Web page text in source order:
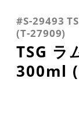
ロックグラ
#S-29493
(T-27909)
TSG ラ
300ml